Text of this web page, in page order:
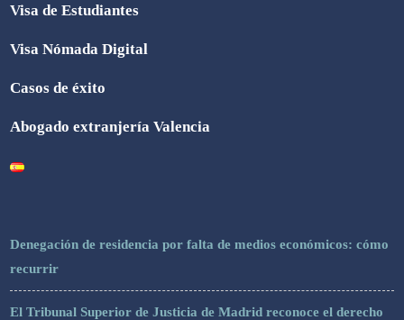
Visa de Estudiantes
Visa Nómada Digital
Casos de éxito
Abogado extranjería Valencia
Denegación de residencia por falta de medios económicos: cómo
recurrir
El Tribunal Superior de Justicia de Madrid reconoce el derecho